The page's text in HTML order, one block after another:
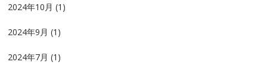
2024年10月 (1)
2024年9月 (1)
2024年7月 (1)